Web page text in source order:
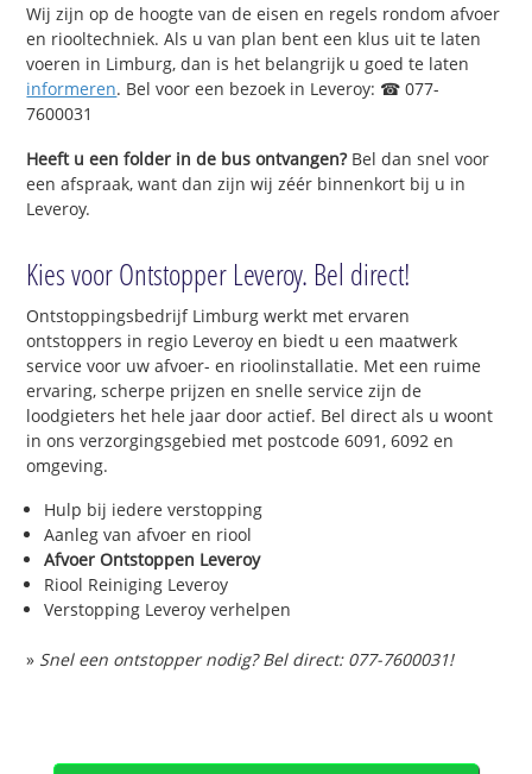
Wij zijn op de hoogte van de eisen en regels rondom afvoer
en riooltechniek. Als u van plan bent een klus uit te laten
voeren in Limburg, dan is het belangrijk u goed te laten
informeren. Bel voor een bezoek in Leveroy: ☎ 077-
7600031
Heeft u een folder in de bus ontvangen?Bel dan snel voor
een afspraak, want dan zijn wij zéér binnenkort bij u in
Leveroy.
Kies voor Ontstopper Leveroy. Bel direct!
Ontstoppingsbedrijf Limburg werkt met ervaren
ontstoppers in regio Leveroy en biedt u een maatwerk
service voor uw afvoer- en rioolinstallatie. Met een ruime
ervaring, scherpe prijzen en snelle service zijn de
loodgieters het hele jaar door actief. Bel direct als u woont
in ons verzorgingsgebied met postcode 6091, 6092 en
omgeving.
Hulp bij iedere verstopping
Aanleg van afvoer en riool
Afvoer Ontstoppen Leveroy
Riool Reiniging Leveroy
Verstopping Leveroy verhelpen
» Snel een ontstopper nodig? Bel direct: 077-7600031!